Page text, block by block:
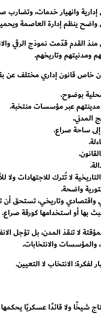
وانهيار خدمات، وتضارب
واضح ينظم إدارة العاصمة
القدم قدّمت نموذج الرقي
ومدنيتهم وتاريخهم.
خاص قانون إداري مختلف عن
بوضوح.
عبر مؤسسات منتخبة.
المدني.
إلى ساحة صراع.
لا تُترك للاجتهادات ولا
واضحة.
وتاريخي، تستحق أن
بها أو استخدامها كورقة صراع.
لا تنقذ المدن، بل تؤجل
والمؤسسات والانتخابات.
لفكرة: الانتخاب لا التعيين.
شيخًا ولا قائدًا عسكريًا